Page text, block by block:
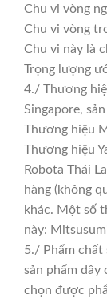
Chu vi vòng
Chu vi vòng
Chu vi này là
Trọng lượng
4./ Thương
Singapore,
Thương hiệu
Thương hiệu
Robota Thái
hàng (không
khác. Một số
này:
5./ Phẩm chất
sản phẩm dây
chọn được